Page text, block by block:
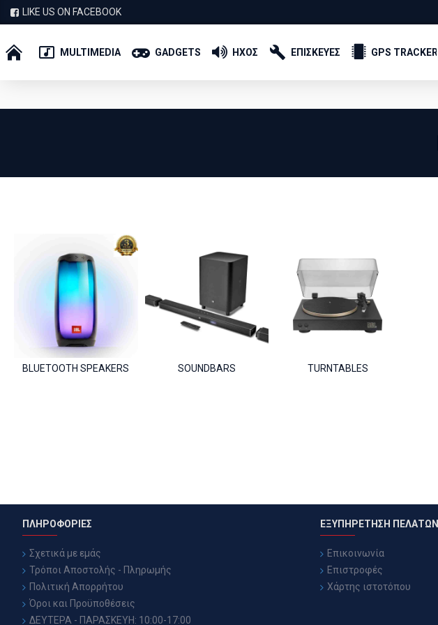
LIKE US ON FACEBOOK
MULTIMEDIA GADGETS ΗΧΟΣ ΕΠΙΣΚΕΥΕΣ GPS TRACKER
BLUETOOTH SPEAKERS SOUNDBARS TURNTABLES
ΠΛΗΡΟΦΟΡΙΕΣ
Σχετικά με εμάς
Τρόποι Αποστολής - Πληρωμής
Πολιτική Απορρήτου
Όροι και Προϋποθέσεις
ΔΕΥΤΕΡΑ - ΠΑΡΑΣΚΕΥΗ: 10:00-17:00
ΕΞΥΠΗΡΕΤΗΣΗ ΠΕΛΑΤΩΝ
Επικοινωνία
Επιστροφές
Χάρτης ιστοτόπου